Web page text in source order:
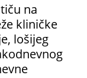
na
kliničke
lošijeg